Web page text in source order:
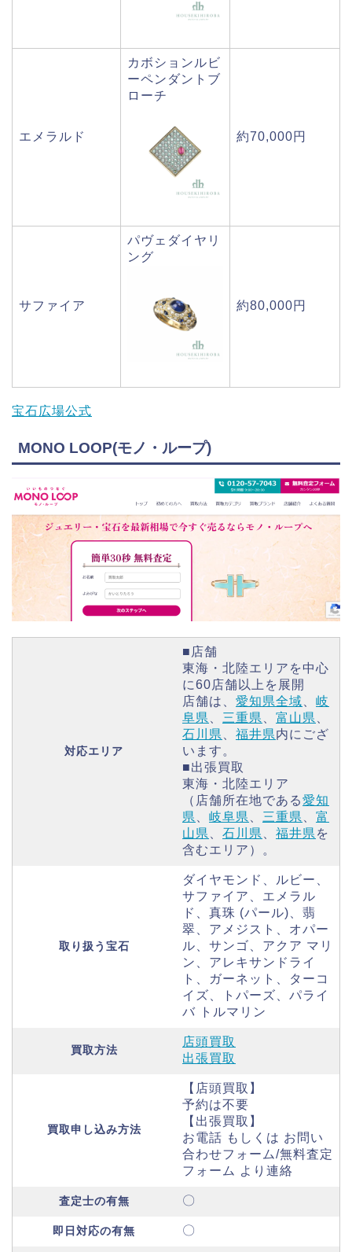
エメラルド
カボションルビ
ーペンダントブ
ローチ
約70,000円
サファイア
パヴェダイヤリ
ング
約80,000円
宝石広場公式
MONO LOOP(モノ・ループ)
対応エリア
■店舗
東海・北陸エリアを中心
に60店舗以上を展開
店舗は、 愛知県全域
岐
阜県
三重県 富山県
石川県
福井県内にござ
います。
■出張買取
東海・北陸エリア
（店舗所在地である愛知
県
岐阜県 三重県
富
山県
石川県 福井県 を
含むエリア）。
取り扱う宝石
ダイヤモンド、ルビー、
サファイア、エメラル
ド、真珠 (パール)、翡
翠、アメジスト、オパー
ル、サンゴ、アクア マリ
ン、アレキサンドライ
ト、ガーネット、ターコ
イズ、トパーズ、パライ
バ トルマリン
買取方法
店頭買取
出張買取
買取申し込み方法
【店頭買取】
予約は不要
【出張買取】
お電話 もしくは お問い
合わせフォーム/無料査定
フォーム より連絡
査定士の有無 〇
即日対応の有無 〇